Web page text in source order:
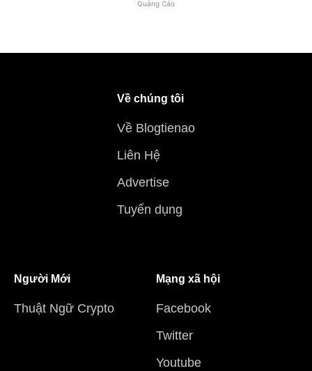
Quảng Cáo
Về chúng tôi
Về Blogtienao
Liên Hệ
Advertise
Tuyển dụng
Người Mới
Thuật Ngữ Crypto
Mạng xã hội
Facebook
Twitter
Youtube